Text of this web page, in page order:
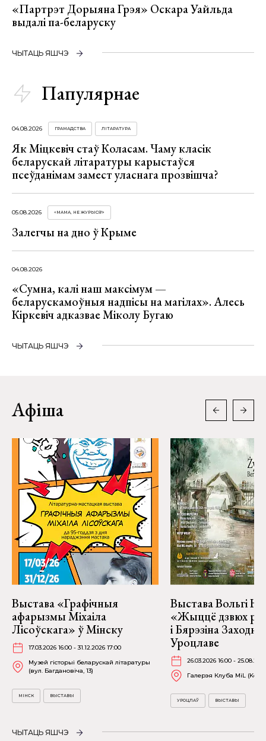
«Партрэт Дорыяна Грэя» Оскара Уайльда
выдалі па-беларуску
ЧЫТАЦЬ ЯШЧЭ
Папулярнае
04.08.2026 ГРАМАДСТВА ЛІТАРАТУРА
Як Міцкевіч стаў Коласам. Чаму класік
беларускай літаратуры карыстаўся
псеўданімам замест уласнага прозвішча?
05.08.2026 «МАМА, НЕ ЖУРЫСЯ!»
Залегчы на дно ў Крыме
04.08.2026
«Сумна, калі наш максімум —
беларускамоўныя надпісы на магілах». Алесь
Кіркевіч адказвае Міколу Бугаю
ЧЫТАЦЬ ЯШЧЭ
Афіша
Выстава «Графічныя
афарызмы Міхаіла
Лісоўскага» ў Мінску
17.03.2026 16:00 - 31.12.2026 17:00
Музей гісторыі беларускай літаратуры
(вул. Багдановіча, 13)
МІНСК ВЫСТАВЫ
Выстава Вольгі
«Жыццё дзвюх
і Бярэзіна
Уроцлаве
26.03.2026 16:00 -
Галерэя Клуба MiL
УРОЦЛАЎ ВЫСТАВЫ
ЧЫТАЦЬ ЯШЧЭ